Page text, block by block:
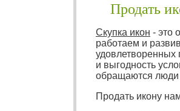
Продать
Скупка икон - это
работаем и
и выгодность
обращаются люди
Продать икону